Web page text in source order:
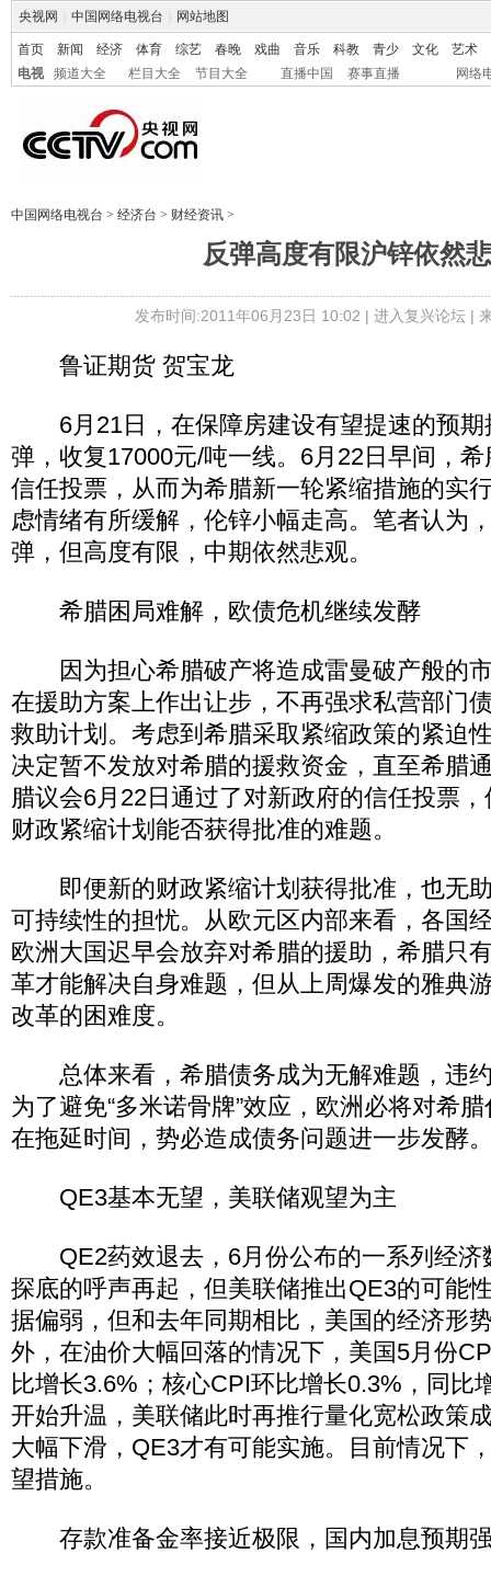
央视网 中国网络电视台 网站地图
首页 新闻 经济 体育 综艺 春晚 戏曲 音乐 科教 青少 文化
艺术
电视
频道大全 栏目大全 节目大全 直播中国 赛事直播 网络
中国网络电视台 > 经济台 > 财经资讯 >
反弹高度有限沪锌依然
发布时间:2011年06月23日 10:02 | 进入复兴论坛|
鲁证期货 贺宝龙
6月21日，在保障房建设有望提速的预期
弹，收复17000元/吨一线。6月22日早间，
信任投票，从而为希腊新一轮紧缩措施的实
虑情绪有所缓解，伦锌小幅走高。笔者认为
弹，但高度有限，中期依然悲观。
希腊困局难解，欧债危机继续发酵
因为担心希腊破产将造成雷曼破产般的
在援助方案上作出让步，不再强求私营部门
救助计划。考虑到希腊采取紧缩政策的紧迫
决定暂不发放对希腊的援救资金，直至希腊
腊议会6月22日通过了对新政府的信任投票
财政紧缩计划能否获得批准的难题。
即便新的财政紧缩计划获得批准，也无
可持续性的担忧。从欧元区内部来看，各国
欧洲大国迟早会放弃对希腊的援助，希腊只
革才能解决自身难题，但从上周爆发的雅典
改革的困难度。
总体来看，希腊债务成为无解难题，违
为了避免“多米诺骨牌”效应，欧洲必将对希
在拖延时间，势必造成债务问题进一步发酵
QE3基本无望，美联储观望为主
QE2药效退去，6月份公布的一系列经济
探底的呼声再起，但美联储推出QE3的可能
据偏弱，但和去年同期相比，美国的经济形
外，在油价大幅回落的情况下，美国5月份
比增长3.6%；核心CPI环比增长0.3%，同比
开始升温，美联储此时再推行量化宽松政策
大幅下滑，QE3才有可能实施。目前情况下
望措施。
存款准备金率接近极限，国内加息预期